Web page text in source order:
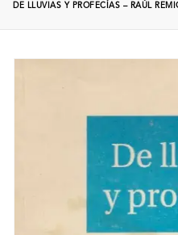
DE LLUVIAS Y PROFECÍAS – RAÚL